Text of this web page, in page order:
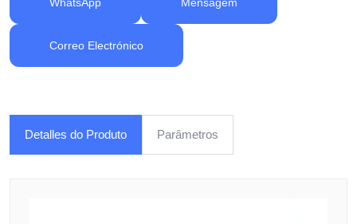
Correo Electrónico
Detalles do Produto Parâmetros